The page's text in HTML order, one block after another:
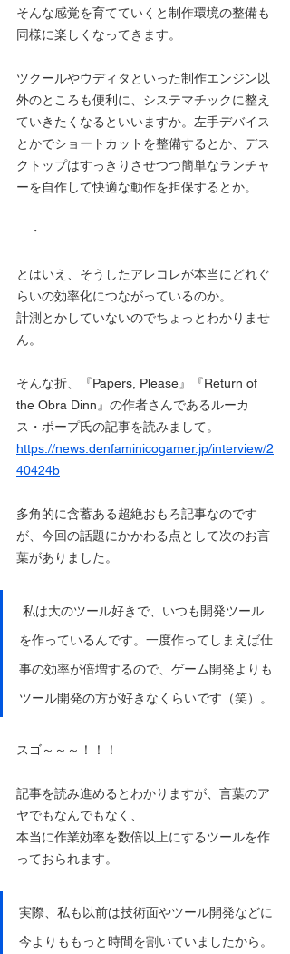
そんな感覚を育てていくと制作環境の整備も
同様に楽しくなってきます。
ツクールやウディタといった制作エンジン以
外のところも便利に、システマチックに整え
ていきたくなるといいますか。左手デバイス
とかでショートカットを整備するとか、デス
クトップはすっきりさせつつ簡単なランチャ
ーを自作して快適な動作を担保するとか。
・
とはいえ、そうしたアレコレが本当にどれぐ
らいの効率化につながっているのか。
計測とかしていないのでちょっとわかりませ
ん。
そんな折、『Papers, Please』『Return of
the Obra Dinn』の作者さんであるルーカ
ス・ポープ氏の記事を読みまして。
https://news.denfaminicogamer.jp/interview/2
40424b
多角的に含蓄ある超絶おもろ記事なのです
が、今回の話題にかかわる点として次のお言
葉がありました。
を作っているんです。一度作ってしまえば仕
事の効率が倍増するので、ゲーム開発よりも
ツール開発の方が好きなくらいです（笑）。
スゴ～～～！！！
記事を読み進めるとわかりますが、言葉のア
ヤでもなんでもなく、
本当に作業効率を数倍以上にするツールを作
っておられます。
実際、私も以前は技術面やツール開発などに
今よりももっと時間を割いていましたから。